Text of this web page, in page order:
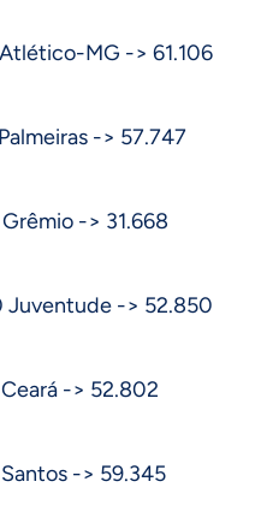
MG -> 61.106
-> 57.747
-> 31.668
Juventude -> 52.850
-> 52.802
-> 59.345